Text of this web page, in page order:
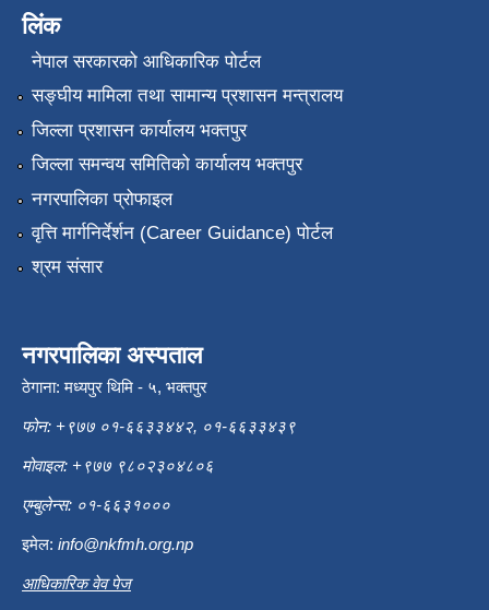
लिंक
नेपाल सरकारको आधिकारिक पोर्टल
सङ्‍घीय मामिला तथा सामान्य प्रशासन मन्त्रालय
जिल्ला प्रशासन कार्यालय भक्तपुर
जिल्ला समन्वय समितिको कार्यालय भक्तपुर
नगरपालिका प्रोफाइल
वृत्ति मार्गनिर्देर्शन (Career Guidance) पोर्टल
श्रम संसार
नगरपालिका अस्पताल
ठेगाना: मध्यपुर थिमि - ५, भक्तपुर
फोन: +९७७ ०१-६६३३४४२, ०१-६६३३४३९
मोवाइल: +९७७ ९८०२३०४८०६
एम्बुलेन्स: ०१-६६३१०००
इमेल: info@nkfmh.org.np
आधिकारिक वेव पेज